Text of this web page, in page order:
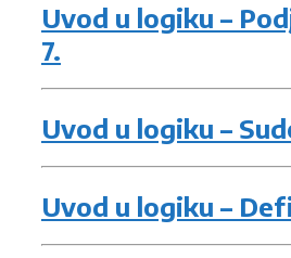
Uvod u logiku –
7.
Uvod u logiku –
Uvod u logiku –